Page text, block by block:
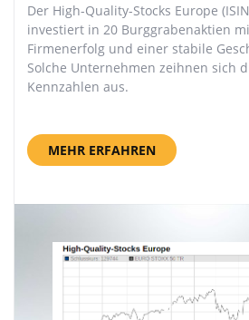
Der High-Quality-Stocks Europe
investiert in 20 Burggrabenaktien
Firmenerfolg und einer stabile
Solche Unternehmen zeihnen sich
Kennzahlen aus.
MEHR ERFAHREN